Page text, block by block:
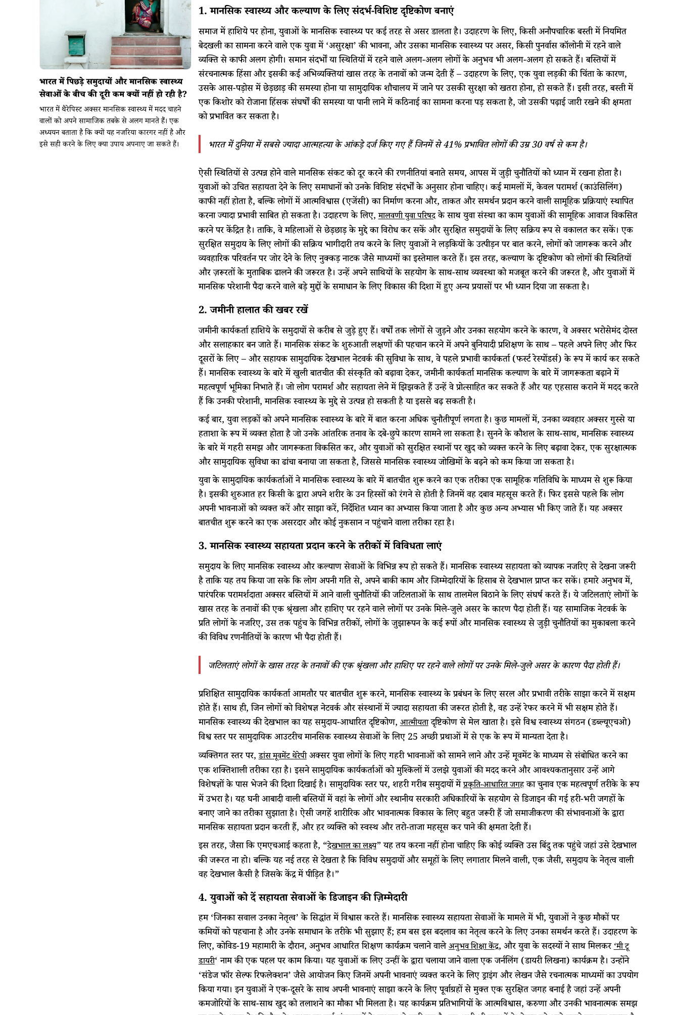
भारत में पिछड़े समुदायों और मानसिक स्वास्थ्य
सेवाओं के बीच की दूरी कम क्यों नहीं हो रही है?
भारत में थैरेपिस्ट अक्सर मानसिक स्वास्थ्य में मदद चाहने
वालों को अपने सामाजिक तबके से अलग मानते हैं। एक
अध्ययन बताता है कि क्यों यह नजरिया कारगर नहीं है और
इसे सही करने के लिए क्या उपाय अपनाए जा सकते हैं।
1. मानसिक स्वास्थ्य और कल्याण के लिए संदर्भ-विशिष्ट दृष्टिकोण बनाएं
समाज में हाशिये पर होना, युवाओं के मानसिक स्वास्थ्य पर कई तरह से असर डालता है। उदाहरण के लिए, किसी अनौपचारिक बस्ती में नियमित
बेदखली का सामना करने वाले एक युवा में ‘असुरक्षा’ की भावना, और उसका मानसिक स्वास्थ्य पर असर, किसी पुनर्वास कॉलोनी में रहने वाले
व्यक्ति से काफी अलग होगी। समान संदर्भों या स्थितियों में रहने वाले अलग-अलग लोगों के अनुभव भी अलग-अलग हो सकते हैं। बस्तियों में
संरचनात्मक हिंसा और इसकी कई अभिव्यक्तियां खास तरह के तनावों को जन्म देती हैं – उदाहरण के लिए, एक युवा लड़की की चिंता के कारण,
उसके आस-पड़ोस में छेड़छाड़ की समस्या होना या सामुदायिक शौचालय में जाने पर उसकी सुरक्षा को खतरा होना, हो सकते हैं। इसी तरह, बस्ती में
एक किशोर को रोजाना हिंसक संघर्षों की समस्या या पानी लाने में कठिनाई का सामना करना पड़ सकता है, जो उसकी पढ़ाई जारी रखने की क्षमता
को प्रभावित कर सकता है।
भारत में दुनिया में सबसे ज्यादा आत्महत्या के आंकड़े दर्ज किए गए हैं जिनमें से 41% प्रभावित लोगों की उम्र 30 वर्ष से कम है।
ऐसी स्थितियों से उत्पन्न होने वाले मानसिक संकट को दूर करने की रणनीतियां बनाते समय, आपस में जुड़ी चुनौतियों को ध्यान में रखना होता है।
युवाओं को उचित सहायता देने के लिए समाधानों को उनके विशिष्ट संदर्भों के अनुसार होना चाहिए। कई मामलों में, केवल परामर्श (काउंसिलिंग)
काफी नहीं होता है, बल्कि लोगों में आत्मविश्वास (एजेंसी) का निर्माण करना और, ताकत और समर्थन प्रदान करने वाली सामूहिक प्रक्रियाएं स्थापित
करना ज्यादा प्रभावी साबित हो सकता है। उदाहरण के लिए,मालवणी युवा परिषदके साथ युवा संस्था का काम युवाओं की सामूहिक आवाज विकसित
करने पर केंद्रित है। ताकि, वे महिलाओं से छेड़छाड़ के मुद्दे का विरोध कर सकें और सुरक्षित समुदायों के लिए सक्रिय रूप से वकालत कर सकें। एक
सुरक्षित समुदाय के लिए लोगों की सक्रिय भागीदारी तय करने के लिए युवाओं ने लड़कियों के उत्पीड़न पर बात करने, लोगों को जागरूक करने और
व्यवहारिक परिवर्तन पर जोर देने के लिए नुक्कड़ नाटक जैसे माध्यमों का इस्तेमाल करते हैं। इस तरह, कल्याण के दृष्टिकोण को लोगों की स्थितियों
और ज़रूरतों के मुताबिक ढालने की जरूरत है। उन्हें अपने साथियों के सहयोग के साथ-साथ व्यवस्था को मजबूत करने की जरूरत है, और युवाओं में
मानसिक परेशानी पैदा करने वाले बड़े मुद्दों के समाधान के लिए विकास की दिशा में हुए अन्य प्रयासों पर भी ध्यान दिया जा सकता है।
2. जमीनी हालात की खबर रखें
जमीनी कार्यकर्ता हाशिये के समुदायों से करीब से जुड़े हुए हैं। वर्षों तक लोगों से जुड़ने और उनका सहयोग करने के कारण, वे अक्सर भरोसेमंद दोस्त
और सलाहकार बन जाते हैं। मानसिक संकट के शुरुआती लक्षणों की पहचान करने में अपने बुनियादी प्रशिक्षण के साथ – पहले अपने लिए और फिर
दूसरों के लिए – और सहायक सामुदायिक देखभाल नेटवर्क की सुविधा के साथ, वे पहले प्रभावी कार्यकर्ता (फर्स्ट रेस्पोंडर्स) के रूप में कार्य कर सकते
हैं। मानसिक स्वास्थ्य के बारे में खुली बातचीत की संस्कृति को बढ़ावा देकर, जमीनी कार्यकर्ता मानसिक कल्याण के बारे में जागरूकता बढ़ाने में
महत्वपूर्ण भूमिका निभाते हैं। जो लोग परामर्श और सहायता लेने में झिझकते हैं उन्हें वे प्रोत्साहित कर सकते हैं और यह एहसास कराने में मदद करते
हैं कि उनकी परेशानी, मानसिक स्वास्थ्य के मुद्दे से उत्पन्न हो सकती है या इससे बढ़ सकती है।
कई बार, युवा लड़कों को अपने मानसिक स्वास्थ्य के बारे में बात करना अधिक चुनौतीपूर्ण लगता है। कुछ मामलों में, उनका व्यवहार अक्सर गुस्से या
हताशा के रूप में व्यक्त होता है जो उनके आंतरिक तनाव के दबे-छुपे कारण सामने ला सकता है। सुनने के कौशल के साथ-साथ, मानसिक स्वास्थ्य
के बारे में गहरी समझ और जागरूकता विकसित कर, और युवाओं को सुरक्षित स्थानों पर खुद को व्यक्त करने के लिए बढ़ावा देकर, एक सुरक्षात्मक
और सामुदायिक सुविधा का ढांचा बनाया जा सकता है, जिससे मानसिक स्वास्थ्य जोखिमों के बढ़ने को कम किया जा सकता है।
युवा के सामुदायिक कार्यकर्ताओं ने मानसिक स्वास्थ्य के बारे में बातचीत शुरू करने का एक तरीका एक सामूहिक गतिविधि के माध्यम से शुरू किया
है। इसकी शुरुआत हर किसी के द्वारा अपने शरीर के उन हिस्सों को रंगने से होती है जिनमें वह दबाव महसूस करते हैं। फिर इससे पहले कि लोग
अपनी भावनाओं को व्यक्त करें और साझा करें, निर्देशित ध्यान का अभ्यास किया जाता है और कुछ अन्य अभ्यास भी किए जाते हैं। यह अक्सर
बातचीत शुरू करने का एक असरदार और कोई नुकसान न पहुंचाने वाला तरीका रहा है।
3. मानसिक स्वास्थ्य सहायता प्रदान करने के तरीकों में विविधता लाएं
समुदाय के लिए मानसिक स्वास्थ्य और कल्याण सेवाओं के विभिन्न रूप हो सकते हैं। मानसिक स्वास्थ्य सहायता को व्यापक नजरिए से देखना जरूरी
है ताकि यह तय किया जा सके कि लोग अपनी गति से, अपने बाकी काम और जिम्मेदारियों के हिसाब से देखभाल प्राप्त कर सकें। हमारे अनुभव में,
पारंपरिक परामर्शदाता अक्सर बस्तियों में आने वाली चुनौतियों की जटिलताओं के साथ तालमेल बिठाने के लिए संघर्ष करते हैं। ये जटिलताएं लोगों के
खास तरह के तनावों की एक श्रृंखला और हाशिए पर रहने वाले लोगों पर उनके मिले-जुले असर के कारण पैदा होती हैं। यह सामाजिक नेटवर्क के
प्रति लोगों के नजरिए, उस तक पहुंच के विभिन्न तरीकों, लोगों के जुझारूपन के कई रूपों और मानसिक स्वास्थ्य से जुड़ी चुनौतियों का मुकाबला करने
की विविध रणनीतियों के कारण भी पैदा होती हैं।
जटिलताएं लोगों के खास तरह के तनावों की एक श्रृंखला और हाशिए पर रहने वाले लोगों पर उनके मिले-जुले असर के कारण पैदा होती हैं।
प्रशिक्षित सामुदायिक कार्यकर्ता आमतौर पर बातचीत शुरू करने, मानसिक स्वास्थ्य के प्रबंधन के लिए सरल और प्रभावी तरीके साझा करने में सक्षम
होते हैं। साथ ही, जिन लोगों को विशेषज्ञ नेटवर्क और संस्थानों में ज्यादा सहायता की जरूरत होती है, वह उन्हें रेफर करने में भी सक्षम होते हैं।
मानसिक स्वास्थ्य की देखभाल का यह समुदाय-आधारित दृष्टिकोण,आत्मीयतादृष्टिकोण से मेल खाता है। इसे विश्व स्वास्थ्य संगठन (डब्ल्यूएचओ)
विश्व स्तर पर सामुदायिक आउटरीच मानसिक स्वास्थ्य सेवाओं के लिए 25 अच्छी प्रथाओं में से एक के रूप में मान्यता देता है।
व्यक्तिगत स्तर पर,डांस मूवमेंट थेरेपीअक्सर युवा लोगों के लिए गहरी भावनाओं को सामने लाने और उन्हें मूवमेंट के माध्यम से संबोधित करने का
एक शक्तिशाली तरीका रहा है। इसने सामुदायिक कार्यकर्ताओं को मुश्किलों में उलझे युवाओं की मदद करने और आवश्यकतानुसार उन्हें आगे
विशेषज्ञों के पास भेजने की दिशा दिखाई है। सामुदायिक स्तर पर, शहरी गरीब समुदायों मेंप्रकृति-आधारित जगहका चुनाव एक महत्वपूर्ण तरीके के रूप
में उभरा है। यह घनी आबादी वाली बस्तियों में वहां के लोगों और स्थानीय सरकारी अधिकारियों के सहयोग से डिजाइन की गई हरी-भरी जगहों के
बनाए जाने का तरीका सुझाता है। ऐसी जगहें शारीरिक और भावनात्मक विकास के लिए बहुत जरूरी हैं जो समाजीकरण की संभावनाओं के द्वारा
मानसिक सहायता प्रदान करती हैं, और हर व्यक्ति को स्वस्थ और तरो-ताजा महसूस कर पाने की क्षमता देती हैं।
इस तरह, जैसा कि एमएचआई कहता है, “देखभाल का लक्ष्य” यह तय करना नहीं होना चाहिए कि कोई व्यक्ति उस बिंदु तक पहुंचे जहां उसे देखभाल
की जरूरत ना हो। बल्कि यह नई तरह से देखता है कि विविध समुदायों और समूहों के लिए लगातार मिलने वाली, एक जैसी, समुदाय के नेतृत्व वाली
वह देखभाल कैसी है जिसके केंद्र में पीड़ित है।”
4. युवाओं को दें सहायता सेवाओं के डिजाइन की ज़िम्मेदारी
हम ‘जिनका सवाल उनका नेतृत्व’ के सिद्धांत में विश्वास करते हैं। मानसिक स्वास्थ्य सहायता सेवाओं के मामले में भी, युवाओं ने कुछ मौकों पर
कमियों को पहचाना है और उनके समाधान के तरीके भी सुझाए हैं; हम बस इस बदलाव का नेतृत्व करने के लिए उनका समर्थन करते हैं। उदाहरण के
लिए, कोविड-19 महामारी के दौरान, अनुभव आधारित शिक्षण कार्यक्रम चलाने वालेअनुभव शिक्षा केंद्र, और युवा के सदस्यों ने साथ मिलकर‘मी टू
डायरी‘ नाम की एक पहल पर काम किया। यह युवाओं क लिए उन्हीं के द्वारा चलाया जाने वाला एक जर्नलिंग (डायरी लिखना) कार्यक्रम है। उन्होंने
‘संडेज फॉर सेल्फ रिफलेक्शन’ जैसे आयोजन किए जिनमें अपनी भावनाएं व्यक्त करने के लिए ड्राइंग और लेखन जैसे रचनात्मक माध्यमों का उपयोग
किया गया। इन युवाओं ने एक-दूसरे के साथ अपनी भावनाएं साझा करने के लिए पूर्वाग्रहों से मुक्त एक सुरक्षित जगह बनाई है जहां उन्हें अपनी
कमजोरियों के साथ-साथ खुद को तलाशने का मौका भी मिलता है। यह कार्यक्रम प्रतिभागियों के आत्मविश्वास, करुणा और उनकी भावनात्मक समझ